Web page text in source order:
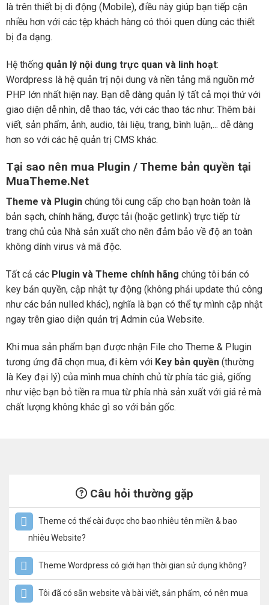
là trên thiết bị di động (Mobile), điều này giúp bạn tiếp cận
nhiều hơn với các tệp khách hàng có thói quen dùng các thiết
bị đa dạng.
Hệ thống quản lý nội dung trực quan và linh hoạt:
Wordpress là hệ quản trị nội dung và nền tảng mã nguồn mở
PHP lớn nhất hiện nay. Bạn dễ dàng quản lý tất cả mọi thứ với
giao diện dễ nhìn, dễ thao tác, với các thao tác như: Thêm bài
viết, sản phẩm, ảnh, audio, tài liệu, trang, bình luận,... dễ dàng
hơn so với các hệ quản trị CMS khác.
Tại sao nên mua Plugin / Theme bản quyền tại
MuaTheme.Net
Theme và Plugin chúng tôi cung cấp cho bạn hoàn toàn là
bản sạch, chính hãng, được tải (hoặc getlink) trực tiếp từ
trang chủ của Nhà sản xuất cho nên đảm bảo về độ an toàn
không dính virus và mã độc.
Tất cả các Plugin và Theme chính hãng chúng tôi bán có
key bản quyền, cập nhật tự động (không phải update thủ công
như các bản nulled khác), nghĩa là bạn có thể tự mình cập nhật
ngay trên giao diện quản trị Admin của Website.
Khi mua sản phẩm bạn được nhận File cho Theme & Plugin
tương ứng đã chọn mua, đi kèm với Key bản quyền (thường
là Key đại lý) của mình mua chính chủ từ phía tác giả, giống
như việc bạn bỏ tiền ra mua từ phía nhà sản xuất với giá rẻ mà
chất lượng không khác gì so với bản gốc.
Câu hỏi thường gặp
Theme có thể cài được cho bao nhiêu tên miền & bao
nhiêu Website?
Theme Wordpress có giới hạn thời gian sử dụng không?
Tôi đã có sẵn website và bài viết, sản phẩm, có nên mua